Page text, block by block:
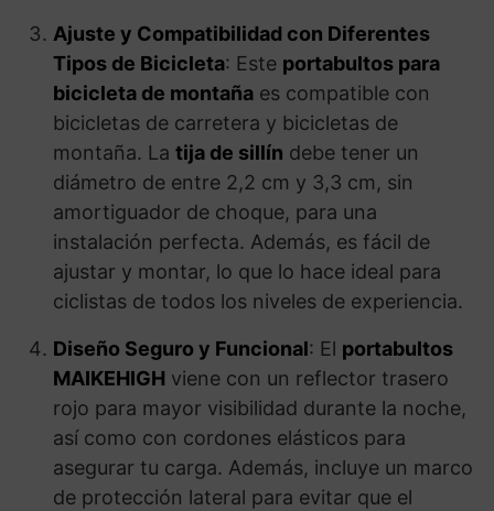
Ajuste y Compatibilidad con Diferentes
Tipos de Bicicleta: Este portabultos para
bicicleta de montaña es compatible con
bicicletas de carretera y bicicletas de
montaña. La tija de sillín debe tener un
diámetro de entre 2,2 cm y 3,3 cm, sin
amortiguador de choque, para una
instalación perfecta. Además, es fácil de
ajustar y montar, lo que lo hace ideal para
ciclistas de todos los niveles de experiencia.
Diseño Seguro y Funcional: El portabultos
MAIKEHIGH viene con un reflector trasero
rojo para mayor visibilidad durante la noche,
así como con cordones elásticos para
asegurar tu carga. Además, incluye un marco
de protección lateral para evitar que el